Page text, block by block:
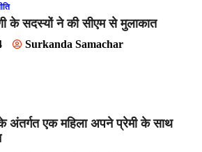
के सदस्यों ने की सीएम से मुलाकात
Surkanda Samachar
अंतर्गत एक महिला अपने प्रेमी के साथ